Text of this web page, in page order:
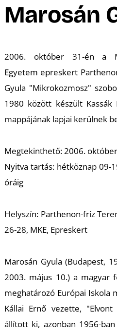
Marosán
2006. október 31-én a
Egyetem epreskert
Gyula "Mikrokozmosz"
1980 között készült Kassák
mappájának lapjai kerülnek
Megtekinthető:2006.
Nyitva tartás: hétköznap 09-
óráig
Helyszín: Parthenon-fríz
26-28, MKE, Epreskert
Marosán Gyula (Budapest,
2003. május 10.) a magyar
meghatározó Európai Iskola
Kállai Ernő vezette, "Elvont
állított ki, azonban 1956-